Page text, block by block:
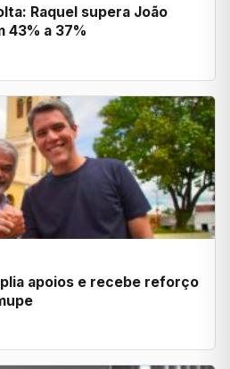
Raquel supera João
43% a 37%
apoios e recebe reforço